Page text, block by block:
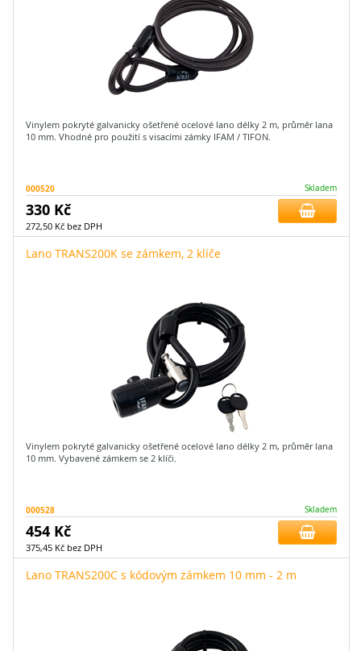
Vinylem pokryté galvanicky ošetřené ocelové lano délky 2 m, průměr lana
10 mm. Vhodné pro použití s visacími zámky IFAM / TIFON.
000520 Skladem
330 Kč
272,50 Kč bez DPH
Lano TRANS200K se zámkem, 2 klíče
Vinylem pokryté galvanicky ošetřené ocelové lano délky 2 m, průměr lana
10 mm. Vybavené zámkem se 2 klíči.
000528 Skladem
454 Kč
375,45 Kč bez DPH
Lano TRANS200C s kódovým zámkem 10 mm - 2 m